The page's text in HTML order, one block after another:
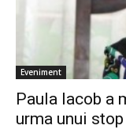
Eveniment
Paula Iacob a
urma unui